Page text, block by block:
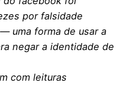
por falsidade
uma forma de usar a
negar a identidade de
com leituras